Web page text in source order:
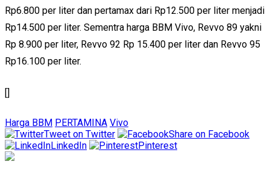
Rp6.800 per liter dan pertamax dari Rp12.500 per liter menjadi
Rp14.500 per liter. Sementra harga BBM Vivo, Revvo 89 yakni
Rp 8.900 per liter, Revvo 92 Rp 15.400 per liter dan Revvo 95
Rp16.100 per liter.
[]
Harga BBM PERTAMINA Vivo
Tweet on Twitter
Share on Facebook
LinkedIn
Pinterest